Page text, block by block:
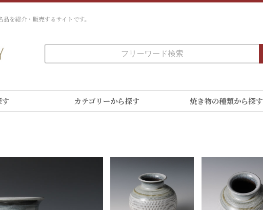
を紹介・販売するサイトです。
カテゴリーから探す 焼き物の種類から探す